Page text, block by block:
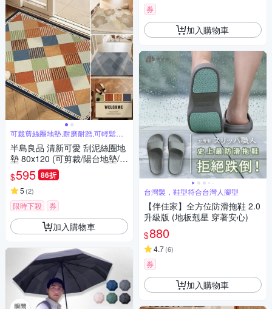
可裁剪絲圈地墊,耐磨耐蹭,可輕鬆刮
泥除沙
半島良品 清新可愛 刮泥絲圈地
墊 80x120 (可剪裁/陽台地墊/玄
關地墊/侘寂風/棋格盤)
$595 86折
5 (2)
限時下殺 券
加入購物車
券
加入購物車
台灣製，鞋型符合台灣人腳型
【伴佳家】全方位防滑拖鞋 2.0
升級版 (地板剋星 穿著安心)
$880
4.7(6)
券
加入購物車